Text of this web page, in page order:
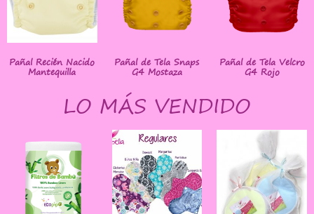
Pañal Recién Nacido
Mantequilla
Pañal de Tela Snaps
G4 Mostaza
Pañal de Tela Velcro
G4 Rojo
LO MÁS VENDIDO